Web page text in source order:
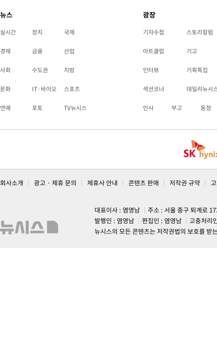
뉴스
실시간 정치 국제
경제 금융 산업
사회 수도권 지방
문화 IT·바이오 스포츠
연예 포토 TV뉴시스
광장
기자수첩 스토리칼럼
아트클럽 기고
인터뷰 기획특집
섹션코너 데일리뉴시
인사 부고 동정
회사소개 광고 · 제휴 문의 제휴사 안내 콘텐츠 판매 저작권 규약
대표이사 : 염영남
주소 : 서울 중구 퇴계로
발행인 : 염영남
편집인 : 염영남
고충처리
뉴시스의 모든 콘텐츠는 저작권법의 보호를